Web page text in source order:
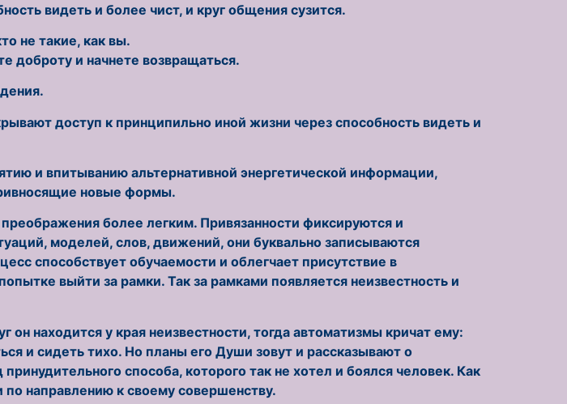
видеть и более чист, и круг общения сузится.
не такие, как вы.
доброту и начнете возвращаться.
доступ к принципильно иной жизни через способность видеть и
и впитыванию альтернативной энергетической информации,
новые формы.
более легким. Привязанности фиксируются и
моделей, слов, движений, они буквально записываются
способствует обучаемости и облегчает присутствие в
выйти за рамки. Так за рамками появляется неизвестность и
находится у края неизвестности, тогда автоматизмы кричат ему:
и сидеть тихо. Но планы его Души зовут и рассказывают о
способа, которого так не хотел и боялся человек. Как
направлению к своему совершенству.